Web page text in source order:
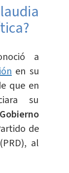
a
en su
que en
su
de
al